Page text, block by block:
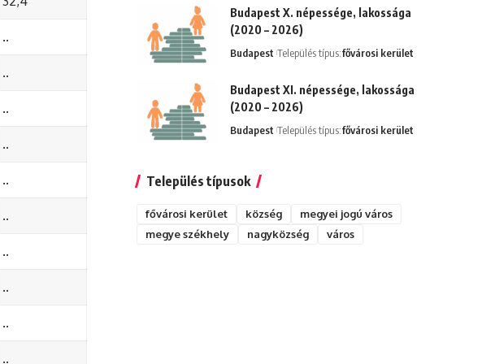
..
..
..
..
..
..
..
..
..
..
Budapest X. népessége, lakossága
(2020 – 2026)
Budapest Település típus:fővárosi kerület
Budapest XI. népessége, lakossága
(2020 – 2026)
Budapest Település típus:fővárosi kerület
Település típusok
fővárosi kerület község
megyei jogú város
megye székhely
nagyközség város